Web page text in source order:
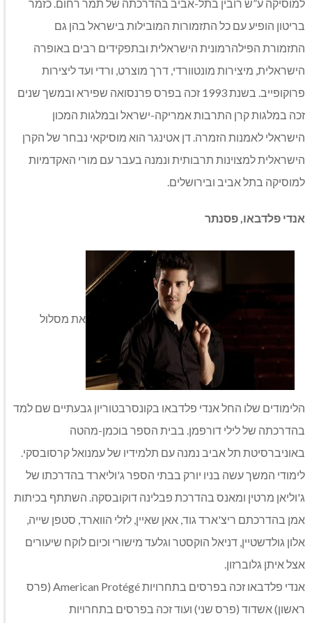
למוסיקה ע”ש רובין בתל-אביב בהדרכתה של תמר רחום. כזמר
בריטון הופיע עם כל התזמורות המובילות בישראל בהן גם
התזמורת הפילהרמונית הישראלית ובתפקידים רבים באופרה
הישראלית, מיצירות מונטוורדי, דרך מוצרט, ורדי ועד ליצירות
פרוקופייב. בשנת 1993 זכה בפרס פרנסואה שפירא ובמשך שנים
זכה במלגות קרן התרבות אמריקה-ישראל ובמלגות המכון
הישראלי לאמנות הזמרה. דן אטינגר הוא מוסיקאי נבחר של הקרן
הישראלית למצוינות תרבותית ונמנה בעבר עם מורי האקדמיות
למוסיקה בתל אביב ובירושלים.
אנדי פלדבאו, פסנתר
את מסלול
הלימודים שלו החל אנדי פלדבאו בקונסרבטוריון גבעתיים שם למד
בהדרכתה של לילי דורפמן. בבית הספר בוכמן-מהטה
באוניברסיטת תל אביב נמנה עם תלמידיו של עמנואל קרסובסקי.
לימודי המשך עשה בניו יורק בבתי הספר ג'וליארד בהדרכתו של
ג'וליאן מרטין ומאנס בהדרכת פבלינה דוקובסקה. השתתף בכיתות
אמן בהדרכתם ריצ'ארד גוד, אאן שאיין, לזלי הווארד, סטפן שייה,
אלון גולדשטיין, דניאל הוקסטר וגלעד מישורי וכיום לוקח שיעורים
אצל איתן גלוברזון.
אנדי פלדבאו זכה בפרסים בתחרויות American Protégé (פרס
ראשון) אשדוד (פרס שני) ועוד זכה בפרסים בתחרויות